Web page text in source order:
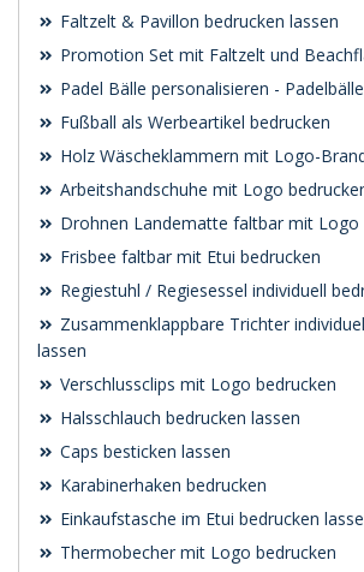
Faltzelt & Pavillon bedrucken lassen
Promotion Set mit Faltzelt und
Padel Bälle personalisieren -
Fußball als Werbeartikel bedrucken
Holz Wäscheklammern mit Logo-
Arbeitshandschuhe mit Logo
Drohnen Landematte faltbar mit Logo
Frisbee faltbar mit Etui bedrucken
Regiestuhl / Regiesessel individuell
Zusammenklappbare Trichter
lassen
Verschlussclips mit Logo bedrucken
Halsschlauch bedrucken lassen
Caps besticken lassen
Karabinerhaken bedrucken
Einkaufstasche im Etui bedrucken
Thermobecher mit Logo bedrucken